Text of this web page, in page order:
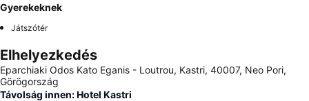
Gyerekeknek
Játszótér
Elhelyezkedés
Eparchiaki Odos Kato Eganis - Loutrou, Kastri, 40007, Neo Pori,
Görögország
Távolság innen: Hotel Kastri